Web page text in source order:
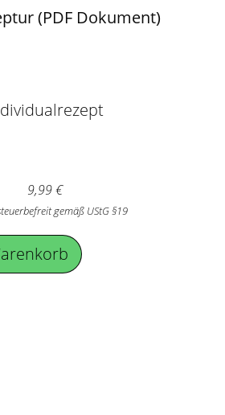
(PDF Dokument)
9,99€
gemäß UStG §19